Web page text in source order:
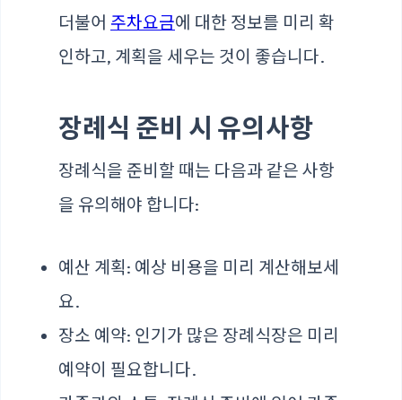
더불어 주차요금에 대한 정보를 미리 확
인하고, 계획을 세우는 것이 좋습니다.
장례식 준비 시 유의사항
장례식을 준비할 때는 다음과 같은 사항
을 유의해야 합니다:
예산 계획: 예상 비용을 미리 계산해보세
요.
장소 예약: 인기가 많은 장례식장은 미리
예약이 필요합니다.